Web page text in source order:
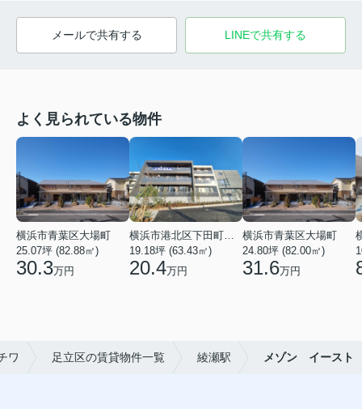
メールで共有する LINEで共有する
よく見られている物件
横浜市青葉区大場町
25.07坪 (82.88㎡)
30.3万円
19.18坪 (63.43㎡)
20.4万円
横浜市青葉区大場町
24.80坪 (82.00㎡)
31.6万円
ワ 足立区の賃貸物件一覧 綾瀬駅 メゾン イースト